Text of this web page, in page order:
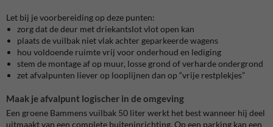
Let bij je voorbereiding op deze punten:
zorg dat de deur met driekantslot vlot open kan
plaats de vuilbak niet vlak achter geparkeerde wagens
hou voldoende ruimte vrij voor onderhoud en lediging
stem de montage af op muur, losse grond of verharde ondergrond
zet afvalpunten liever op looplijnen dan op “vrije restplekjes”
Maak je afvalpunt logischer in de omgeving
Een groene Bammens vuilbak 50 liter werkt het best wanneer hij deel
uitmaakt van een complete buiteninrichting. Op een parking kan een